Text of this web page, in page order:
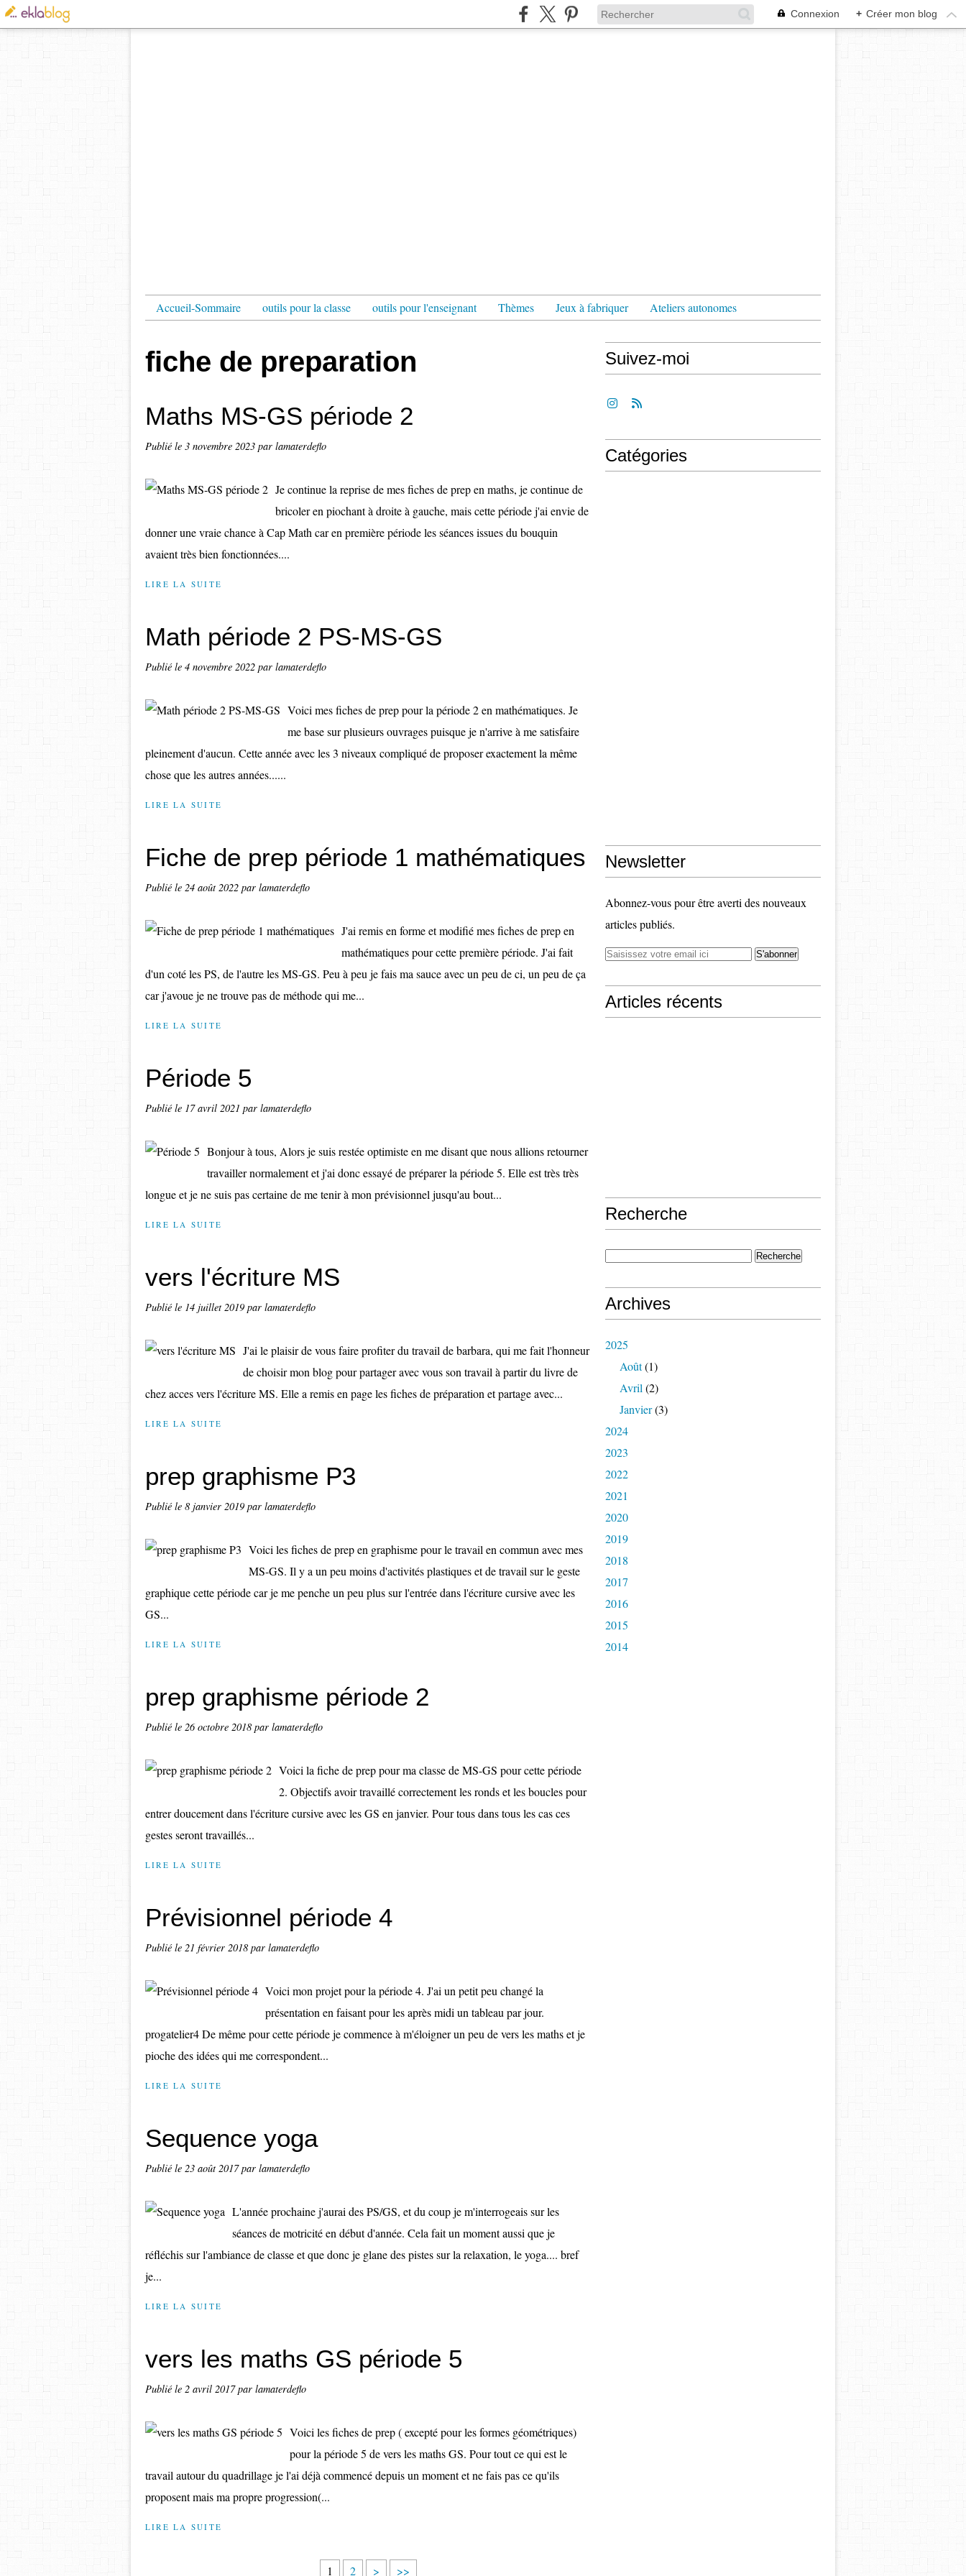
Connexion + Créer mon blog
Accueil-Sommaire outils pour la classe outils pour l'enseignant Thèmes Jeux à fabriquer Ateliers autonomes
fiche de preparation
Maths MS-GS période 2
Publié le 3 novembre 2023 par lamaterdeflo
Je continue la reprise de mes fiches de prep en maths, je continue de
bricoler en piochant à droite à gauche, mais cette période j'ai envie de
donner une vraie chance à Cap Math car en première période les séances issues du bouquin
avaient très bien fonctionnées....
LIRE LA SUITE
Math période 2 PS-MS-GS
Publié le 4 novembre 2022 par lamaterdeflo
Voici mes fiches de prep pour la période 2 en mathématiques. Je
me base sur plusieurs ouvrages puisque je n'arrive à me satisfaire
pleinement d'aucun. Cette année avec les 3 niveaux compliqué de proposer exactement la même
chose que les autres années......
LIRE LA SUITE
Fiche de prep période 1 mathématiques
Publié le 24 août 2022 par lamaterdeflo
J'ai remis en forme et modifié mes fiches de prep en
mathématiques pour cette première période. J'ai fait
d'un coté les PS, de l'autre les MS-GS. Peu à peu je fais ma sauce avec un peu de ci, un peu de ça
car j'avoue je ne trouve pas de méthode qui me...
LIRE LA SUITE
Période 5
Publié le 17 avril 2021 par lamaterdeflo
Bonjour à tous, Alors je suis restée optimiste en me disant que nous allions retourner
travailler normalement et j'ai donc essayé de préparer la période 5. Elle est très très
longue et je ne suis pas certaine de me tenir à mon prévisionnel jusqu'au bout...
LIRE LA SUITE
vers l'écriture MS
Publié le 14 juillet 2019 par lamaterdeflo
J'ai le plaisir de vous faire profiter du travail de barbara, qui me fait l'honneur
de choisir mon blog pour partager avec vous son travail à partir du livre de
chez acces vers l'écriture MS. Elle a remis en page les fiches de préparation et partage avec...
LIRE LA SUITE
prep graphisme P3
Publié le 8 janvier 2019 par lamaterdeflo
Voici les fiches de prep en graphisme pour le travail en commun avec mes
MS-GS. Il y a un peu moins d'activités plastiques et de travail sur le geste
graphique cette période car je me penche un peu plus sur l'entrée dans l'écriture cursive avec les
GS...
LIRE LA SUITE
prep graphisme période 2
Publié le 26 octobre 2018 par lamaterdeflo
Voici la fiche de prep pour ma classe de MS-GS pour cette période
2. Objectifs avoir travaillé correctement les ronds et les boucles pour
entrer doucement dans l'écriture cursive avec les GS en janvier. Pour tous dans tous les cas ces
gestes seront travaillés...
LIRE LA SUITE
Prévisionnel période 4
Publié le 21 février 2018 par lamaterdeflo
Voici mon projet pour la période 4. J'ai un petit peu changé la
présentation en faisant pour les après midi un tableau par jour.
progatelier4 De même pour cette période je commence à m'éloigner un peu de vers les maths et je
pioche des idées qui me correspondent...
LIRE LA SUITE
Sequence yoga
Publié le 23 août 2017par lamaterdeflo
L'année prochaine j'aurai des PS/GS, et du coup je m'interrogeais sur les
séances de motricité en début d'année. Cela fait un moment aussi que je
réfléchis sur l'ambiance de classe et que donc je glane des pistes sur la relaxation, le yoga.... bref
je...
LIRE LA SUITE
vers les maths GS période 5
Publié le 2 avril 2017par lamaterdeflo
Voici les fiches de prep ( excepté pour les formes géométriques)
pour la période 5 de vers les maths GS. Pour tout ce qui est le
travail autour du quadrillage je l'ai déjà commencé depuis un moment et ne fais pas ce qu'ils
proposent mais ma propre progression(...
LIRE LA SUITE
1 2 > >>
Suivez-moi
Catégories
Newsletter
Abonnez-vous pour être averti des nouveaux
articles publiés.
Articles récents
Recherche
Archives
2025
Août(1)
Avril (2)
Janvier(3)
2024
2023
2022
2021
2020
2019
2018
2017
2016
2015
2014